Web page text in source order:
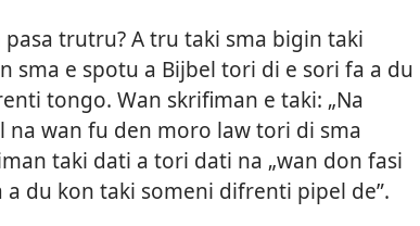
pasa trutru? A tru taki sma bigin taki
sma e spotu a Bijbel tori di e sori fa a du
tongo. Wan skrifiman e taki: „Na
na wan fu den moro law tori di sma
taki dati a tori dati na „wan don fasi
du kon taki someni difrenti pipel de”.